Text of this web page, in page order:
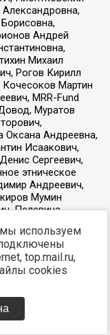
используем
top.mail.ru,
cookies